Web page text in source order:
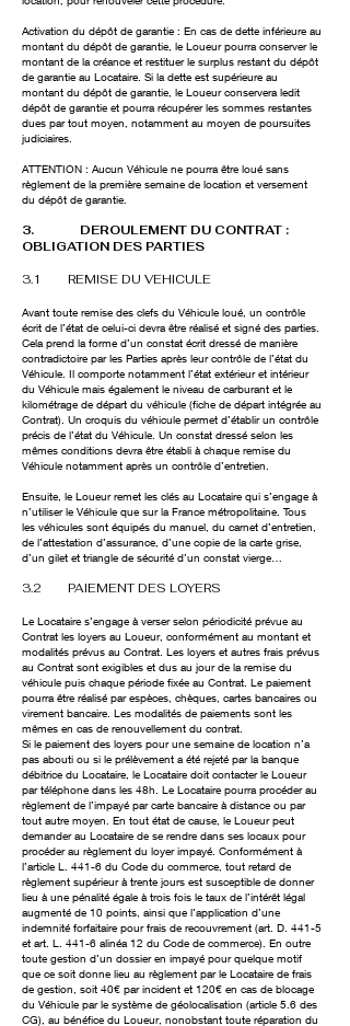
Activation du dépôt de garantie : En cas de dette inférieure au
montant du dépôt de garantie, le Loueur pourra conserver le
montant de la créance et restituer le surplus restant du dépôt
de garantie au Locataire. Si la dette est supérieure au
montant du dépôt de garantie, le Loueur conservera ledit
dépôt de garantie et pourra récupérer les sommes restantes
dues par tout moyen, notamment au moyen de poursuites
judiciaires.
ATTENTION : Aucun Véhicule ne pourra être loué sans
règlement de la première semaine de location et versement
du dépôt de garantie.
3. DEROULEMENT DU CONTRAT :
OBLIGATION DES PARTIES
3.1 REMISE DU VEHICULE
Avant toute remise des clefs du Véhicule loué, un contrôle
écrit de l’état de celui-ci devra être réalisé et signé des parties.
Cela prend la forme d’un constat écrit dressé de manière
contradictoire par les Parties après leur contrôle de l’état du
Véhicule. Il comporte notamment l’état extérieur et intérieur
du Véhicule mais également le niveau de carburant et le
kilométrage de départ du véhicule (fiche de départ intégrée au
Contrat). Un croquis du véhicule permet d’établir un contrôle
précis de l’état du Véhicule. Un constat dressé selon les
mêmes conditions devra être établi à chaque remise du
Véhicule notamment après un contrôle d’entretien.
Ensuite, le Loueur remet les clés au Locataire qui s’engage à
n’utiliser le Véhicule que sur la France métropolitaine. Tous
les véhicules sont équipés du manuel, du carnet d’entretien,
de l’attestation d’assurance, d’une copie de la carte grise,
d’un gilet et triangle de sécurité d’un constat vierge…
3.2 PAIEMENT DES LOYERS
Le Locataire s’engage à verser selon périodicité prévue au
Contrat les loyers au Loueur, conformément au montant et
modalités prévus au Contrat. Les loyers et autres frais prévus
au Contrat sont exigibles et dus au jour de la remise du
véhicule puis chaque période fixée au Contrat. Le paiement
pourra être réalisé par espèces, chèques, cartes bancaires ou
virement bancaire. Les modalités de paiements sont les
mêmes en cas de renouvellement du contrat.
Si le paiement des loyers pour une semaine de location n’a
pas abouti ou si le prélèvement a été rejeté par la banque
débitrice du Locataire, le Locataire doit contacter le Loueur
par téléphone dans les 48h. Le Locataire pourra procéder au
règlement de l’impayé par carte bancaire à distance ou par
tout autre moyen. En tout état de cause, le Loueur peut
demander au Locataire de se rendre dans ses locaux pour
procéder au règlement du loyer impayé. Conformément à
l’article L. 441-6 du Code du commerce, tout retard de
règlement supérieur à trente jours est susceptible de donner
lieu à une pénalité égale à trois fois le taux de l’intérêt légal
augmenté de 10 points, ainsi que l’application d’une
indemnité forfaitaire pour frais de recouvrement (art. D. 441-5
et art. L. 441-6 alinéa 12 du Code de commerce). En outre
toute gestion d’un dossier en impayé pour quelque motif
que ce soit donne lieu au règlement par le Locataire de frais
de gestion, soit 40€ par incident et 120€ en cas de blocage
du Véhicule par le système de géolocalisation (article 5.6 des
CG), au bénéfice du Loueur, nonobstant toute réparation du